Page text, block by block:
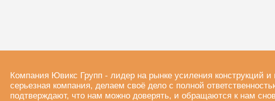
Компания Ювикс Групп - лидер на рынке усиления конструкций
серьезная компания, делаем своё дело с полной
подтверждают, что нам можно доверять, и обращаются к нам